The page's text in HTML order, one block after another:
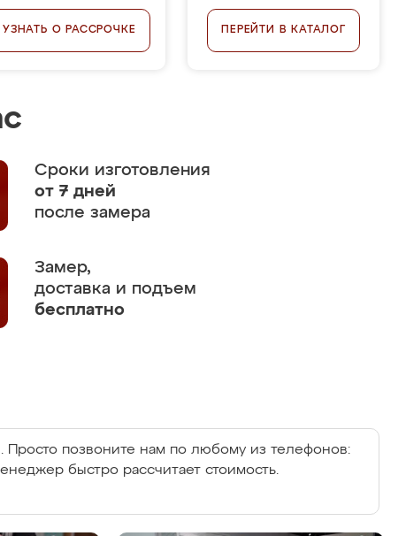
УЗНАТЬ О РАССРОЧКЕ ПЕРЕЙТИ В КАТАЛОГ
Сроки изготовления
от 7 дней
после замера
Замер,
доставка и подъем
бесплатно
Просто позвоните нам по любому из телефонов:
быстро рассчитает стоимость.